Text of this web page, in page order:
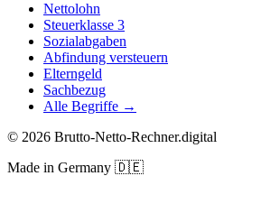
Nettolohn
Steuerklasse 3
Sozialabgaben
Abfindung versteuern
Elterngeld
Sachbezug
Alle Begriffe →
© 2026 Brutto-Netto-Rechner.digital
Made in Germany 🇩🇪